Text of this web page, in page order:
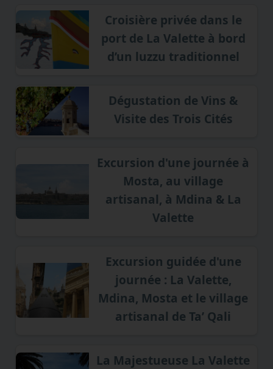
Croisière privée dans le
port de La Valette à bord
d’un luzzu traditionnel
Dégustation de Vins &
Visite des Trois Cités
Excursion d'une journée à
Mosta, au village
artisanal, à Mdina & La
Valette
Excursion guidée d'une
journée : La Valette,
Mdina, Mosta et le village
artisanal de Ta’ Qali
La Majestueuse La Valette